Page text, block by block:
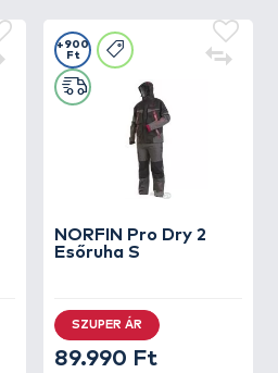
NORFIN
Pro Dry 2
Esőruha S
+900
Ft
SZUPER ÁR
89.990 Ft